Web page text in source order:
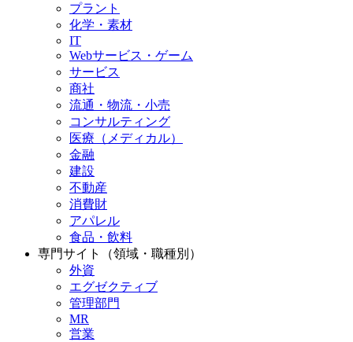
プラント
化学・素材
IT
Webサービス・ゲーム
サービス
商社
流通・物流・小売
コンサルティング
医療（メディカル）
金融
建設
不動産
消費財
アパレル
食品・飲料
専門サイト（領域・職種別）
外資
エグゼクティブ
管理部門
MR
営業